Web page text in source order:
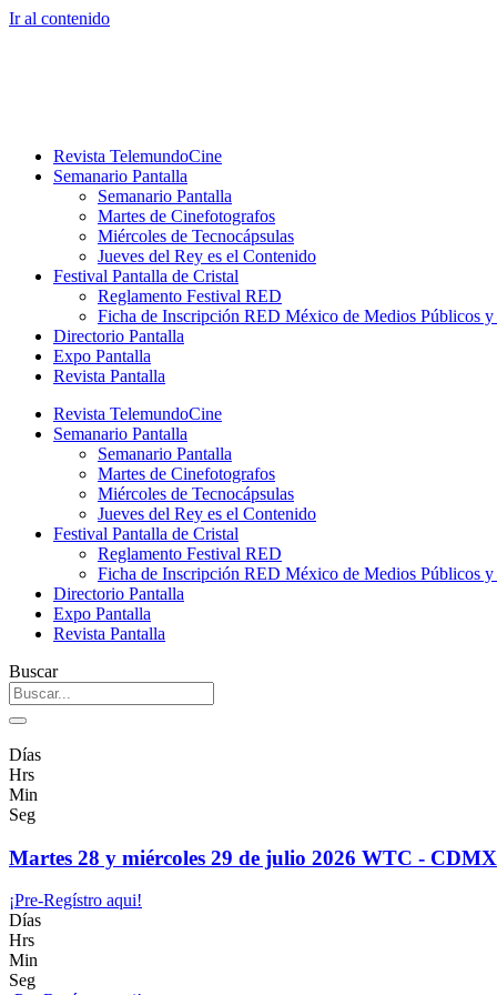
Ir al contenido
Revista TelemundoCine
Semanario Pantalla
Semanario Pantalla
Martes de Cinefotografos
Miércoles de Tecnocápsulas
Jueves del Rey es el Contenido
Festival Pantalla de Cristal
Reglamento Festival RED
Ficha de Inscripción RED México de Medios Públicos
Directorio Pantalla
Expo Pantalla
Revista Pantalla
Revista TelemundoCine
Semanario Pantalla
Semanario Pantalla
Martes de Cinefotografos
Miércoles de Tecnocápsulas
Jueves del Rey es el Contenido
Festival Pantalla de Cristal
Reglamento Festival RED
Ficha de Inscripción RED México de Medios Públicos
Directorio Pantalla
Expo Pantalla
Revista Pantalla
Buscar
Días
Hrs
Min
Seg
Martes 28 y miércoles 29 de julio 2026 WTC - CDMX
¡Pre-Regístro aqui!
Días
Hrs
Min
Seg